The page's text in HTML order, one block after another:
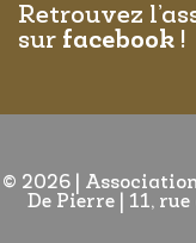
Retrouvez
sur facebook !
© 2026
De Pierre | 11,